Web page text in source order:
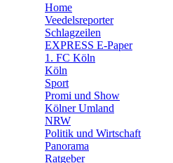
🛒 Shoppingwelt
Home
Veedelsreporter
Schlagzeilen
EXPRESS E-Paper
1. FC Köln
Köln
Sport
Promi und Show
Kölner Umland
NRW
Politik und Wirtschaft
Panorama
Ratgeber